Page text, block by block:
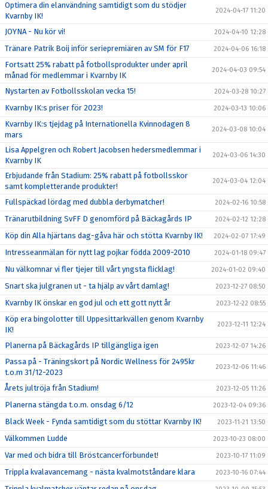
Optimera din elanvändning samtidigt som du stödjer
Kvarnby IK!
2024-04-17 11:20
JOYNA - Nu kör vi! 2024-04-10 12:28
Tränare Patrik Boij inför seriepremiären av SM för F17 2024-04-06 16:18
Fortsatt 25% rabatt på fotbollsprodukter under april
månad för medlemmar i Kvarnby IK
2024-04-03 09:54
Nystarten av Fotbollsskolan vecka 15! 2024-03-28 10:27
Kvarnby IK:s priser för 2023! 2024-03-13 10:06
Kvarnby IK:s tjejdag på Internationella Kvinnodagen 8
mars
2024-03-08 10:04
Lisa Appelgren och Robert Jacobsen hedersmedlemmar i
Kvarnby IK
2024-03-06 14:30
Erbjudande från Stadium: 25% rabatt på fotbollsskor
samt kompletterande produkter!
2024-03-04 12:04
Fullspäckad lördag med dubbla derbymatcher! 2024-02-16 10:58
Tränarutbildning SvFF D genomförd på Bäckagårds IP 2024-02-12 12:28
Köp din Alla hjärtans dag-gåva här och stötta Kvarnby IK! 2024-02-07 17:49
Intresseanmälan för nytt lag pojkar födda 2009-2010 2024-01-18 09:47
Nu välkomnar vi fler tjejer till vårt yngsta flicklag! 2024-01-02 09:40
Snart ska julgranen ut - ta hjälp av vårt damlag! 2023-12-27 08:50
Kvarnby IK önskar en god jul och ett gott nytt år 2023-12-22 08:55
Köp era bingolotter till Uppesittarkvällen genom Kvarnby
IK!
2023-12-11 12:24
Planerna på Bäckagårds IP tillgängliga igen 2023-12-07 14:26
Passa på - Träningskort på Nordic Wellness för 2495kr
t.o.m 31/12-2023
2023-12-06 11:46
Årets jultröja från Stadium! 2023-12-05 11:26
Planerna stängda t.o.m. onsdag 6/12 2023-12-04 09:36
Black Week - Fynda samtidigt som du stöttar Kvarnby IK! 2023-11-21 13:50
Välkommen Ludde 2023-10-23 08:00
Var med och bidra till Bröstcancerförbundet! 2023-10-17 11:09
Trippla kvalavancemang - nästa kvalmotståndare klara 2023-10-16 07:44